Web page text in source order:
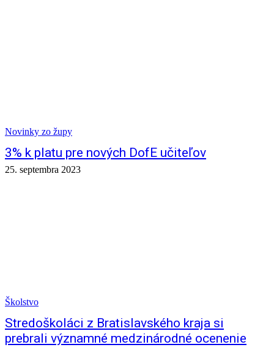
Novinky zo župy
3% k platu pre nových DofE učiteľov
25. septembra 2023
Školstvo
Stredoškoláci z Bratislavského kraja si
prebrali významné medzinárodné ocenenie